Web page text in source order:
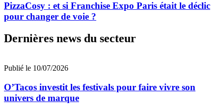
PizzaCosy : et si Franchise Expo Paris était le déclic
pour changer de voie ?
Dernières news du secteur
Publié le 10/07/2026
O’Tacos investit les festivals pour faire vivre son
univers de marque